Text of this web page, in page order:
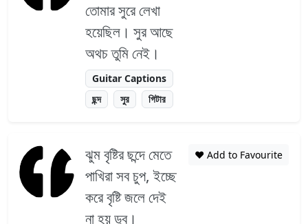
তোমার সুরে লেখা
হয়েছিল। সুর আছে
অথচ তুমি নেই।
Guitar Captions
ছন্দ
সুর গিটার
ঝুম বৃষ্টির ছন্দে মেতে
পাখিরা সব চুপ, ইচ্ছে
করে বৃষ্টি জলে দেই
না হয় ডুব।
❤️ Add to Favourite